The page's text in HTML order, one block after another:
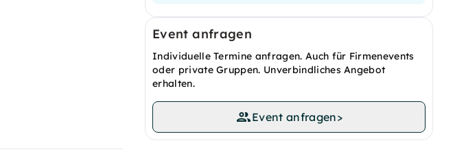
Event anfragen
Individuelle Termine anfragen. Auch für Firmenevents
oder private Gruppen. Unverbindliches Angebot
erhalten.
Event anfragen>